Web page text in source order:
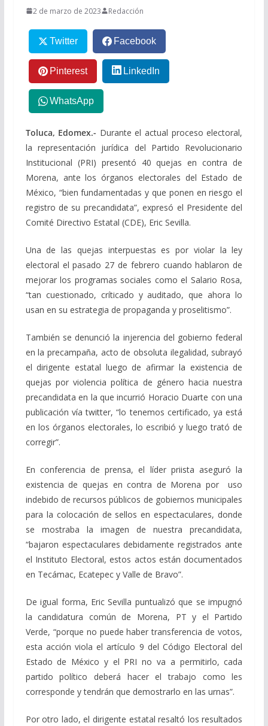
2 de marzo de 2023 Redacción
Twitter Facebook
Pinterest LinkedIn
WhatsApp
Toluca, Edomex.- Durante el actual proceso electoral,
la representación jurídica del Partido Revolucionario
Institucional (PRI) presentó 40 quejas en contra de
Morena, ante los órganos electorales del Estado de
México, “bien fundamentadas y que ponen en riesgo el
registro de su precandidata”, expresó el Presidente del
Comité Directivo Estatal (CDE), Eric Sevilla.
Una de las quejas interpuestas es por violar la ley
electoral el pasado 27 de febrero cuando hablaron de
mejorar los programas sociales como el Salario Rosa,
“tan cuestionado, críticado y auditado, que ahora lo
usan en su estrategia de propaganda y proselitismo”.
También se denunció la injerencia del gobierno federal
en la precampaña, acto de obsoluta ilegalidad, subrayó
el dirigente estatal luego de afirmar la existencia de
quejas por violencia política de género hacia nuestra
precandidata en la que incurrió Horacio Duarte con una
publicación vía twitter, “lo tenemos certificado, ya está
en los órganos electorales, lo escribió y luego trató de
corregir”.
En conferencia de prensa, el líder priista aseguró la
existencia de quejas en contra de Morena por uso
indebido de recursos públicos de gobiernos municipales
para la colocación de sellos en espectaculares, donde
se mostraba la imagen de nuestra precandidata,
“bajaron espectaculares debidamente registrados ante
el Instituto Electoral, estos actos están documentados
en Tecámac, Ecatepec y Valle de Bravo”.
De igual forma, Eric Sevilla puntualizó que se impugnó
la candidatura común de Morena, PT y el Partido
Verde, “porque no puede haber transferencia de votos,
esta acción viola el artículo 9 del Código Electoral del
Estado de México y el PRI no va a permitirlo, cada
partido político deberá hacer el trabajo como les
corresponde y tendrán que demostrarlo en las urnas”.
Por otro lado, el dirigente estatal resaltó los resultados